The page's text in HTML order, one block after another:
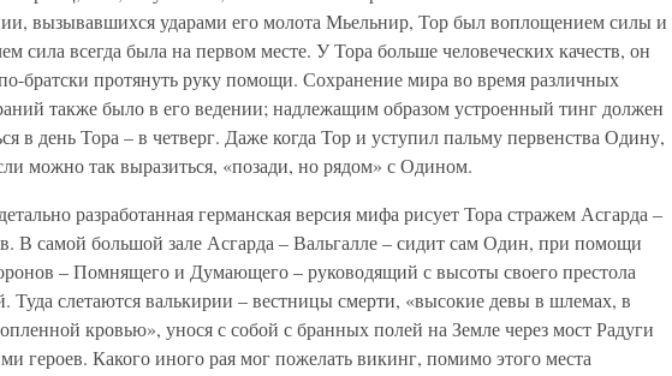
вызывавшихся ударами его молота Мьельнир, Тор был воплощением силы и
сила всегда была на первом месте. У Тора больше человеческих качеств, он
по-братски протянуть руку помощи. Сохранение мира во время различных
также было в его ведении; надлежащим образом устроенный тинг должен
в день Тора – в четверг. Даже когда Тор и уступил пальму первенства Одину,
можно так выразиться, «позади, но рядом» с Одином.
разработанная германская версия мифа рисует Тора стражем Асгарда –
В самой большой зале Асгарда – Вальгалле – сидит сам Один, при помощи
– Помнящего и Думающего – руководящий с высоты своего престола
Туда слетаются валькирии – вестницы смерти, «высокие девы в шлемах, в
кровью», унося с собой с бранных полей на Земле через мост Радуги
героев. Какого иного рая мог пожелать викинг, помимо этого места